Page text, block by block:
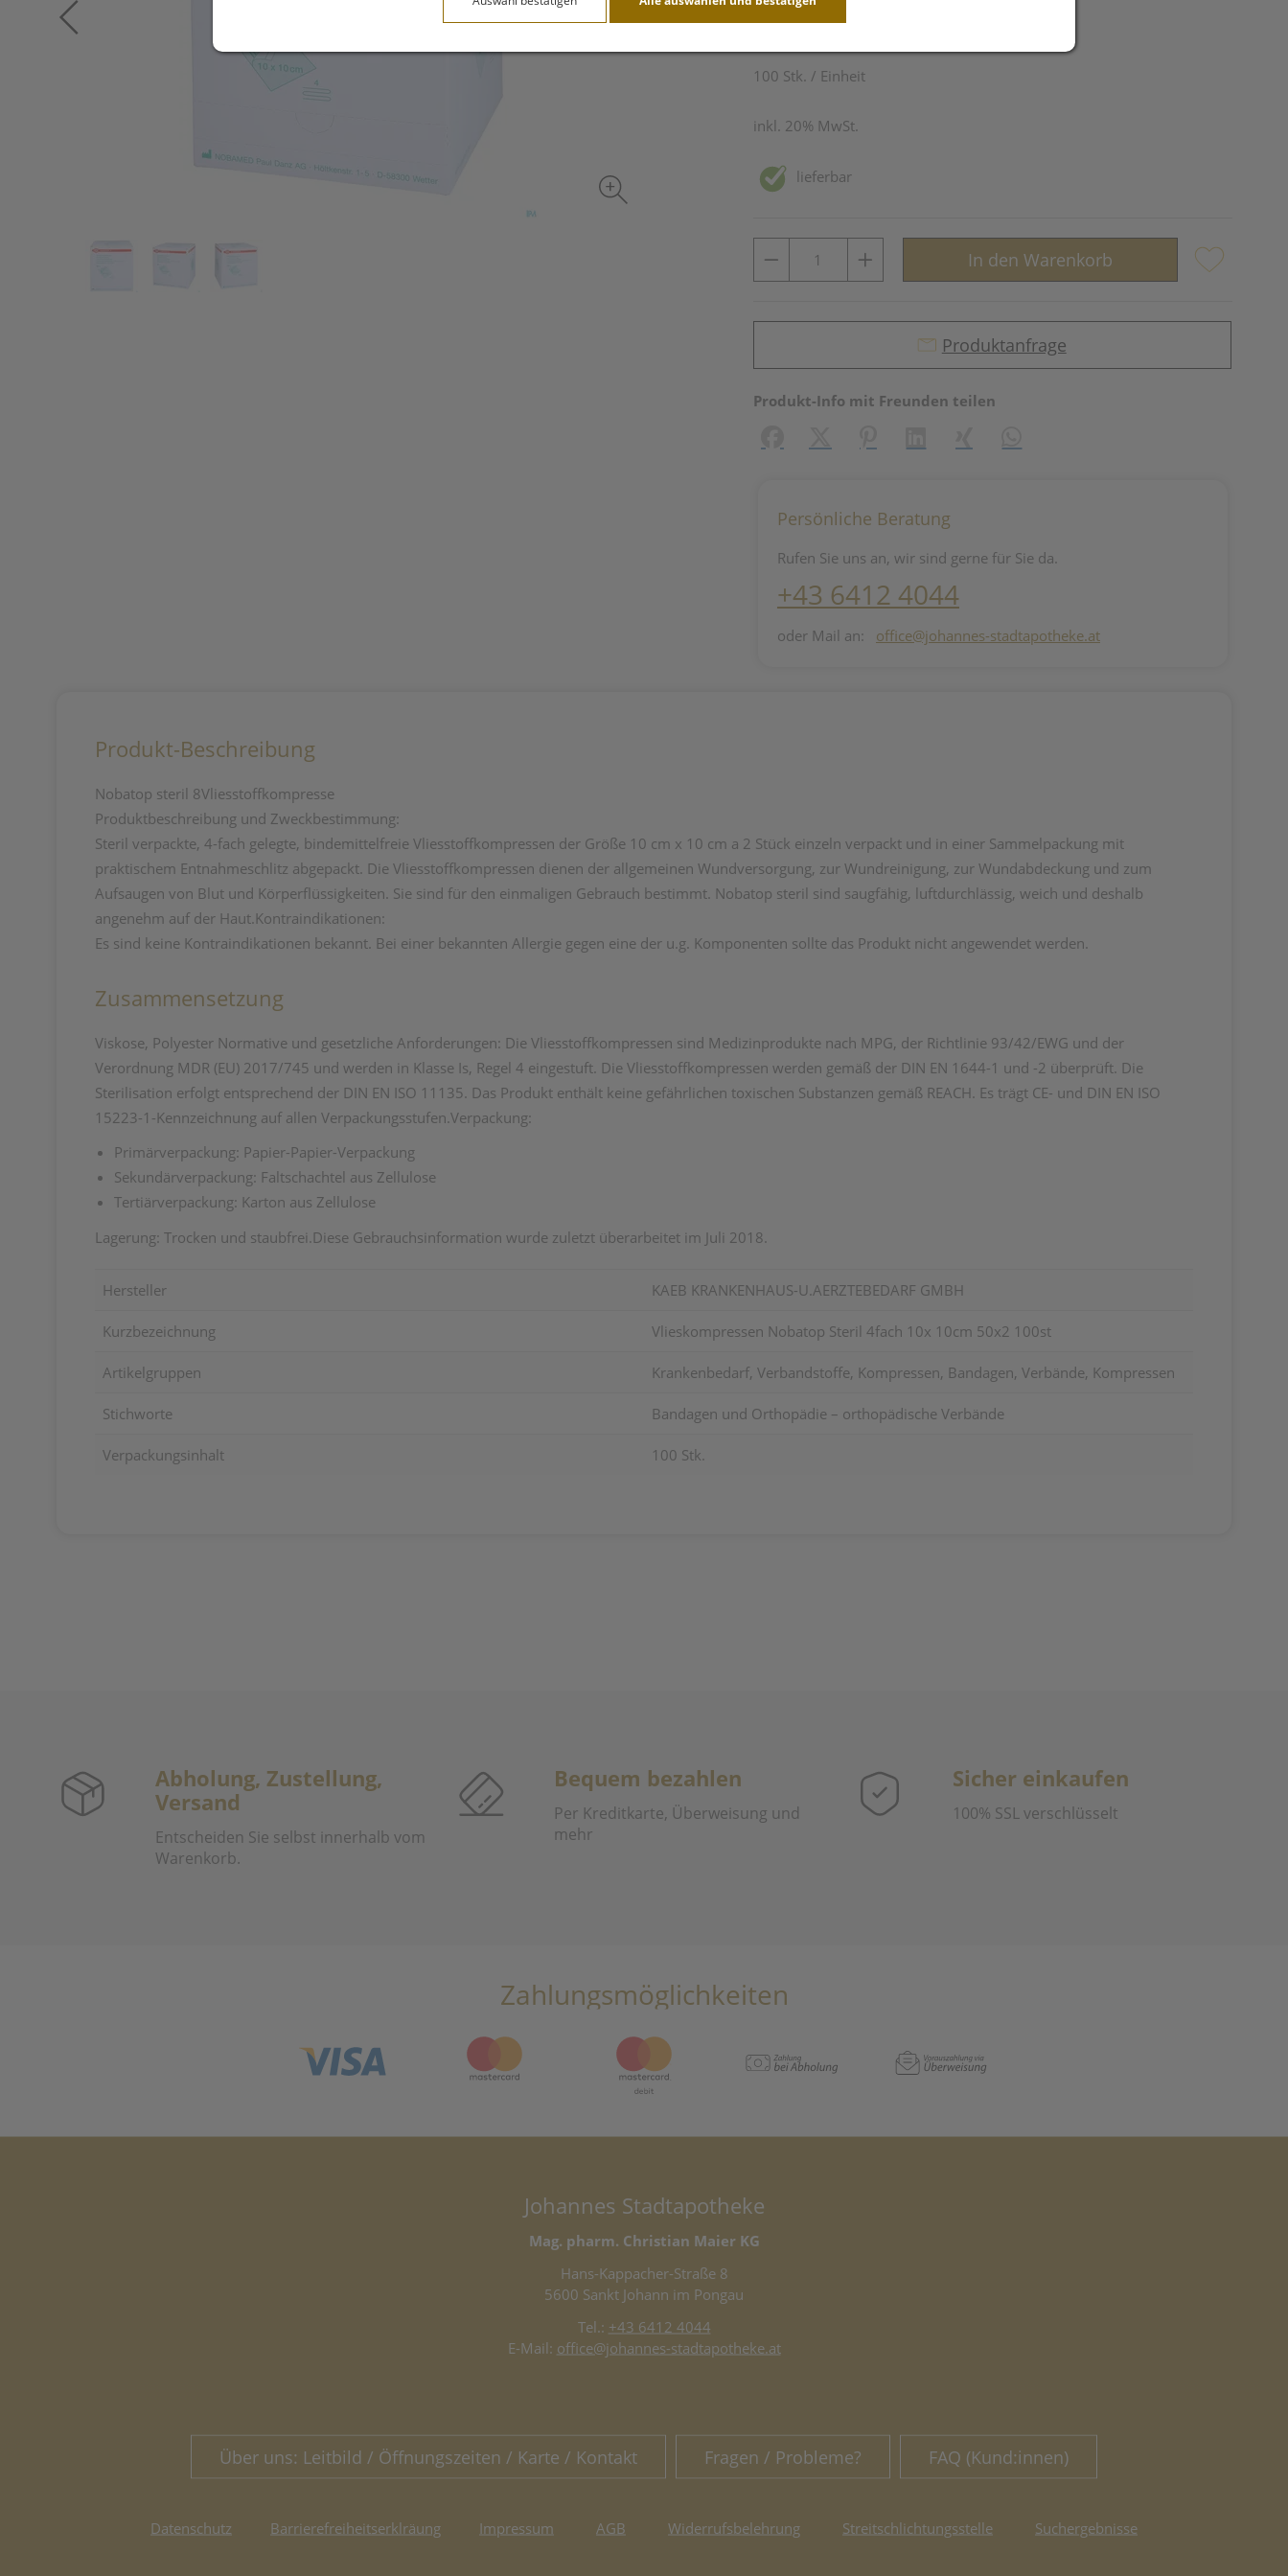
100 Stk. / Einheit
inkl. 20% MwSt.
lieferbar
In den Warenkorb
Produktanfrage
Produkt-Info mit Freunden teilen
Persönliche Beratung
Rufen Sie uns an, wir sind gerne für Sie da.
+43 6412 4044
oder Mail an: office@johannes-stadtapotheke.at
Produkt-Beschreibung
Nobatop steril 8Vliesstoffkompresse
Produktbeschreibung und Zweckbestimmung:
Steril verpackte, 4-fach gelegte, bindemittelfreie Vliesstoffkompressen der Größe 10 cm x 10 cm a 2 Stück einzeln verpackt und in einer Sammelpackung mit
praktischem Entnahmeschlitz abgepackt. Die Vliesstoffkompressen dienen der allgemeinen Wundversorgung, zur Wundreinigung, zur Wundabdeckung und zum
Aufsaugen von Blut und Körperflüssigkeiten. Sie sind für den einmaligen Gebrauch bestimmt. Nobatop steril sind saugfähig, luftdurchlässig, weich und deshalb
angenehm auf der Haut.Kontraindikationen:
Es sind keine Kontraindikationen bekannt. Bei einer bekannten Allergie gegen eine der u.g. Komponenten sollte das Produkt nicht angewendet werden.
Zusammensetzung
Viskose, Polyester Normative und gesetzliche Anforderungen: Die Vliesstoffkompressen sind Medizinprodukte nach MPG, der Richtlinie 93/42/EWG und der
Verordnung MDR (EU) 2017/745 und werden in Klasse Is, Regel 4 eingestuft. Die Vliesstoffkompressen werden gemäß der DIN EN 1644-1 und -2 überprüft. Die
Sterilisation erfolgt entsprechend der DIN EN ISO 11135. Das Produkt enthält keine gefährlichen toxischen Substanzen gemäß REACH. Es trägt CE- und DIN EN ISO
15223-1-Kennzeichnung auf allen Verpackungsstufen.Verpackung:
Primärverpackung: Papier-Papier-Verpackung
Sekundärverpackung: Faltschachtel aus Zellulose
Tertiärverpackung: Karton aus Zellulose
Lagerung: Trocken und staubfrei.Diese Gebrauchsinformation wurde zuletzt überarbeitet im Juli 2018.
Hersteller KAEB KRANKENHAUS-U.AERZTEBEDARF GMBH
Kurzbezeichnung Vlieskompressen Nobatop Steril 4fach 10x 10cm 50x2 100st
Artikelgruppen Krankenbedarf, Verbandstoffe, Kompressen, Bandagen, Verbände, Kompressen
Stichworte Bandagen und Orthopädie – orthopädische Verbände
Verpackungsinhalt 100 Stk.
Abholung, Zustellung,
Versand
Entscheiden Sie selbst innerhalb vom
Warenkorb.
Bequem bezahlen
Per Kreditkarte, Überweisung und
mehr
Sicher einkaufen
100% SSL verschlüsselt
Zahlungsmöglichkeiten
Johannes Stadtapotheke
Mag. pharm. Christian Maier KG
Hans-Kappacher-Straße 8
5600 Sankt Johann im Pongau
Tel.: +43 6412 4044
E-Mail: office@johannes-stadtapotheke.at
Über uns: Leitbild / Öffnungszeiten / Karte / Kontakt Fragen / Probleme? FAQ (Kund:innen)
Datenschutz Barrierefreiheitserklräung Impressum AGB Widerrufsbelehrung Streitschlichtungsstelle Suchergebnisse